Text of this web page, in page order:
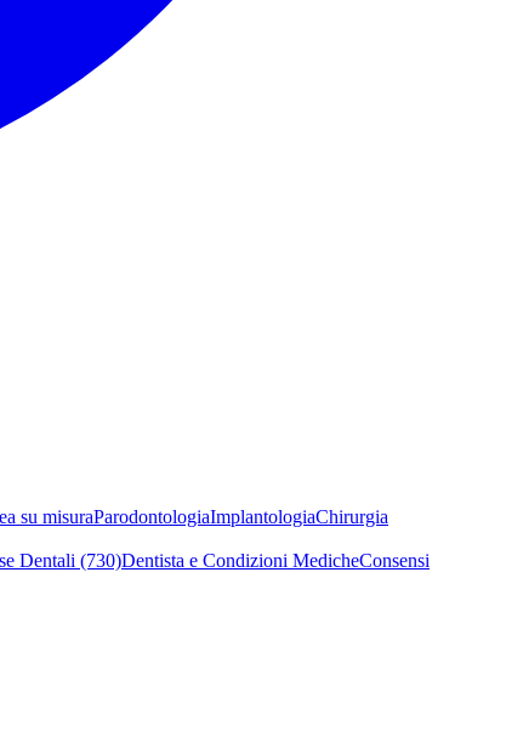
su misuraParodontologiaImplantologiaChirurgia
Dentali (730)Dentista e Condizioni MedicheConsensi